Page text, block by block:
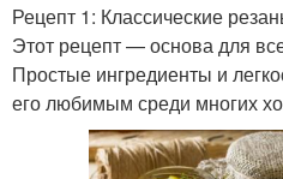
Рецепт 1: Классические
Этот рецепт — основа для
Простые ингредиенты и
его любимым среди многих